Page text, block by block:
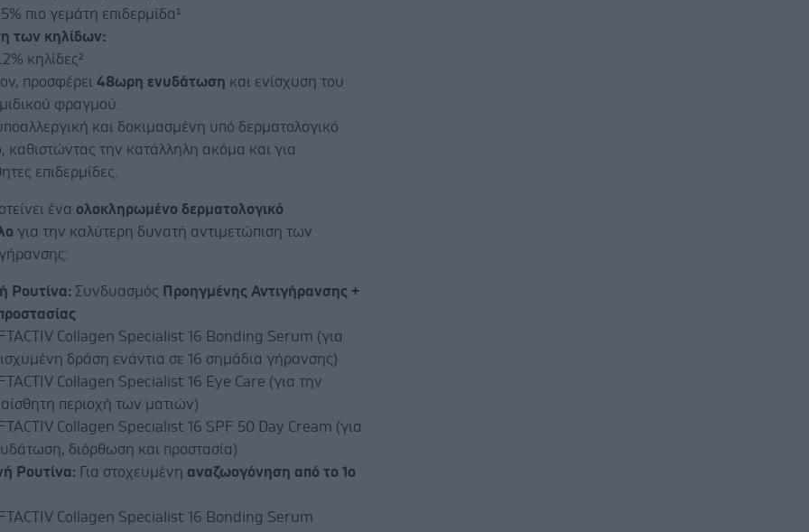
πιο γεμάτη επιδερμίδα¹
των κηλίδων:
κηλίδες²
προσφέρει48ωρη ενυδάτωση και ενίσχυση του
φραγμού.
και δοκιμασμένη υπό δερματολογικό
καθιστώντας την κατάλληλη ακόμα και για
επιδερμίδες.
ένα ολοκληρωμένο δερματολογικό
για την καλύτερη δυνατή αντιμετώπιση των
Ρουτίνα: Συνδυασμός Προηγμένης Αντιγήρανσης +
Collagen Specialist 16 Bonding Serum (για
δράση ενάντια σε 16 σημάδια γήρανσης)
Collagen Specialist 16 Eye Care (για την
περιοχή των ματιών)
Collagen Specialist 16 SPF 50 Day Cream (για
διόρθωση και προστασία)
Ρουτίνα: Για στοχευμένη αναζωογόνηση από το 1ο
Collagen Specialist 16 Bonding Serum